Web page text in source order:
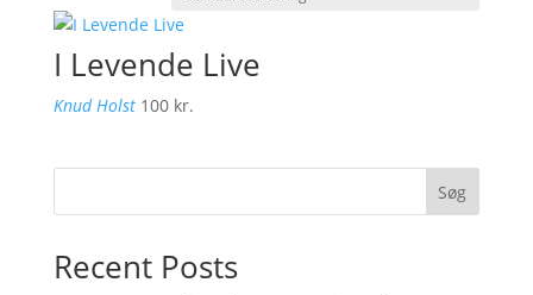
I Levende Live
Knud Holst 100 kr.
Søg
Recent Posts